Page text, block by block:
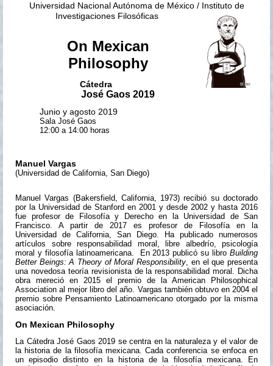
Universidad Nacional Autónoma de México / Instituto de
Investigaciones Filosóficas
On Mexican
Philosophy
Cátedra
José Gaos2019
Junio y agosto 2019
Sala José Gaos
12:00 a 14:00 horas
Manuel Vargas
(Universidad de California, San Diego)
Manuel Vargas (Bakersfield, California, 1973) recibió su doctorado
por la Universidad de Stanford en 2001 y desde 2002 y hasta 2016
fue profesor de Filosofía y Derecho en la Universidad de San
Francisco. A partir de 2017 es profesor de Filosofía en la
Universidad de California, San Diego. Ha publicado numerosos
artículos sobre responsabilidad moral, libre albedrío, psicología
moral y filosofía latinoamericana. En 2013 publicó su libro Building
Better Beings: A Theory of Moral Responsibility, en el que presenta
una novedosa teoría revisionista de la responsabilidad moral. Dicha
obra mereció en 2015 el premio de la American Philosophical
Association al mejor libro del año. Vargas también obtuvo en 2004 el
premio sobre Pensamiento Latinoamericano otorgado por la misma
asociación.
On Mexican Philosophy
La Cátedra José Gaos 2019 se centra en la naturaleza y el valor de
la historia de la filosofía mexicana. Cada conferencia se enfoca en
un episodio distinto en la historia de la filosofía mexicana. En